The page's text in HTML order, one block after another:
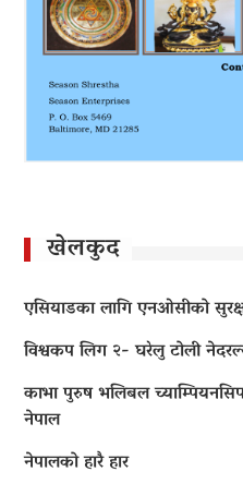
खेलकुद
एसियाडका लागि एनओसीको
विश्वकप लिग २- घरेलु टोली
काभा पुरुष भलिबल
नेपाल
नेपालको हारै हार